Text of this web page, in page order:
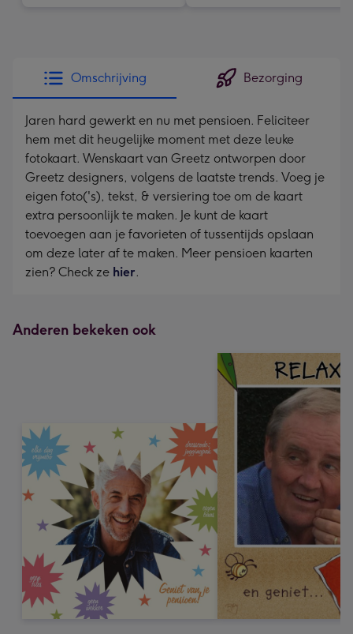
Omschrijving Bezorging
Jaren hard gewerkt en nu met pensioen. Feliciteer
hem met dit heugelijke moment met deze leuke
fotokaart. Wenskaart van Greetz ontworpen door
Greetz designers, volgens de laatste trends. Voeg je
eigen foto('s), tekst, & versiering toe om de kaart
extra persoonlijk te maken. Je kunt de kaart
toevoegen aan je favorieten of tussentijds opslaan
om deze later af te maken. Meer pensioen kaarten
zien? Check ze hier.
Anderen bekeken ook